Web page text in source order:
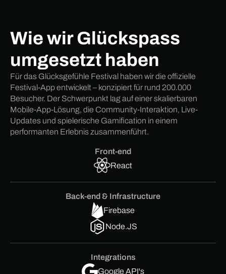
Wie wir Glückspass
umgesetzt haben
Für das Glücksgefühle Festival haben wir die offizielle
Festival-App entwickelt – konzipiert für rund 200.000
Besucher. Der Schwerpunkt lag auf einer skalierbaren
Mobile-App-Lösung, die Community-Interaktion, Live-
Updates und spielerische Gamification in einem
performanten Erlebnis zusammenführt.
Front-end
React
Back-end & Infrastructure
Firebase
Node.JS
Integrations
Google API's